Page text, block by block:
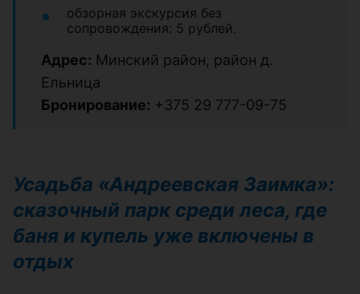
обзорная экскурсия без
сопровождения: 5 рублей.
Адрес: Минский район, район д.
Ельница
Бронирование: +375 29 777-09-75
Усадьба «Андреевская Заимка»:
сказочный парк среди леса, где
баня и купель уже включены в
отдых